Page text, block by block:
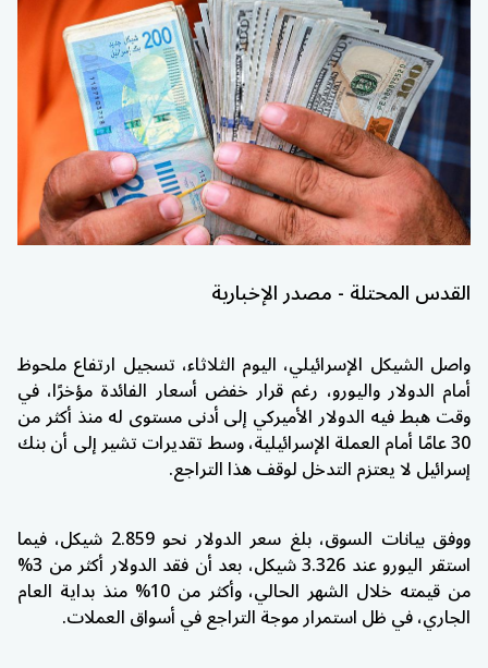
القدس المحتلة - مصدر الإخبارية
واصل الشيكل الإسرائيلي، اليوم الثلاثاء، تسجيل ارتفاع ملحوظ
أمام الدولار واليورو، رغم قرار خفض أسعار الفائدة مؤخرًا، في
وقت هبط فيه الدولار الأميركي إلى أدنى مستوى له منذ أكثر من
30 عامًا أمام العملة الإسرائيلية، وسط تقديرات تشير إلى أن بنك
إسرائيل لا يعتزم التدخل لوقف هذا التراجع.
ووفق بيانات السوق، بلغ سعر الدولار نحو 2.859 شيكل، فيما
استقر اليورو عند 3.326 شيكل، بعد أن فقد الدولار أكثر من 3%
من قيمته خلال الشهر الحالي، وأكثر من 10% منذ بداية العام
الجاري، في ظل استمرار موجة التراجع في أسواق العملات.